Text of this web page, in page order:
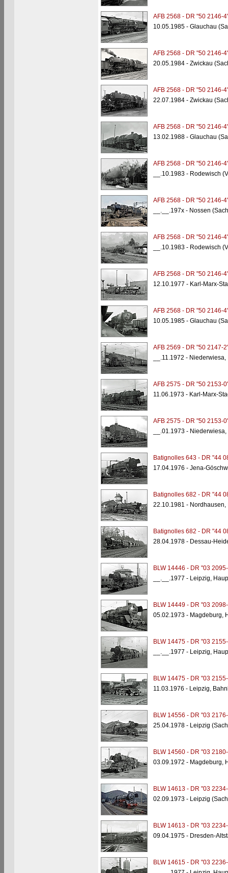
AFB 2568 - DR "50 2146-
10.05.1985 - Glauchau
AFB 2568 - DR "50 2146-
20.05.1984 - Zwickau
AFB 2568 - DR "50 2146-
22.07.1984 - Zwickau
AFB 2568 - DR "50 2146-
13.02.1988 - Glauchau
AFB 2568 - DR "50 2146-
__.10.1983 - Rodewisch
AFB 2568 - DR "50 2146-
__.__.197x - Nossen
AFB 2568 - DR "50 2146-
__.10.1983 - Rodewisch
AFB 2568 - DR "50 2146-
12.10.1977 - Karl-Marx-
AFB 2568 - DR "50 2146-
10.05.1985 - Glauchau
AFB 2569 - DR "50 2147-
__.11.1972 -
AFB 2575 - DR "50 2153-
11.06.1973 - Karl-Marx-
AFB 2575 - DR "50 2153-
__.01.1973 -
Batignolles 643 - DR "44
17.04.1976 - Jena-
Batignolles 682 - DR "44
22.10.1981 -
Batignolles 682 - DR "44
28.04.1978 - Dessau-
BLW 14446 - DR "03
__.__.1977 - Leipzig,
BLW 14449 - DR "03
05.02.1973 - Magdeburg,
BLW 14475 - DR "03
__.__.1977 - Leipzig,
BLW 14475 - DR "03
11.03.1976 - Leipzig,
BLW 14556 - DR "03
25.04.1978 - Leipzig
BLW 14560 - DR "03
03.09.1972 - Magdeburg,
BLW 14613 - DR "03
02.09.1973 - Leipzig
BLW 14613 - DR "03
09.04.1975 - Dresden-
BLW 14615 - DR "03